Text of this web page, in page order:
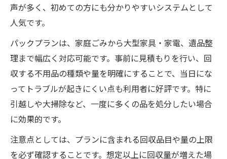
声が多く、初めての方にも分かりやすいシステムとして
人気です。
パックプランは、家庭ごみから大型家具・家電、遺品整
理まで幅広く対応可能です。事前に見積もりを行い、回
収する不用品の種類や量を明確にすることで、当日にな
ってトラブルが起きにくい点も利用者に好評です。特に
引越しや大掃除など、一度に多くの品を処分したい場合
に効果的です。
注意点としては、プランに含まれる回収品目や量の上限
を必ず確認することです。想定以上に回収量が増えた場